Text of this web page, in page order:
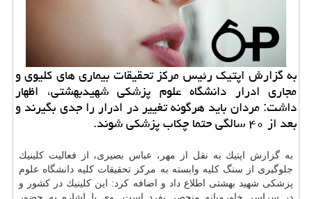
به گزارش اپتیك رئیس مركز تحقیقات بیماری های كلیوی و
مجاری ادرار دانشگاه علوم پزشكی شهیدبهشتی، اظهار
داشت: مردان باید هرگونه تغییر در ادرار را جدی بگیرند و
بعد از ۴۰ سالگی حتما چكاب پزشكی شوند.
به گزارش اپتیك به نقل از مهر، عباس بصیری، از فعالیت كلینیك
جلوگیری از سنگ كلیه وابسته به مركز تحقیقات كلیه دانشگاه علوم
پزشكی شهید بهشتی اطلاع داد و اضافه كرد: این كلینیك در كشور و